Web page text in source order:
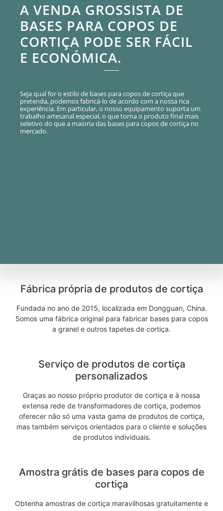
A VENDA GROSSISTA DE
BASES PARA COPOS DE
CORTIÇA PODE SER FÁCIL
E ECONÓMICA.
Seja qual for o estilo de bases para copos de cortiça que
pretenda, podemos fabricá-lo de acordo com a nossa rica
experiência. Em particular, o nosso equipamento suporta um
trabalho artesanal especial, o que torna o produto final mais
seletivo do que a maioria das bases para copos de cortiça no
mercado.
Fábrica própria de produtos de cortiça
Fundada no ano de 2015, localizada em Dongguan, China.
Somos uma fábrica original para fabricar bases para copos
a granel e outros tapetes de cortiça.
Serviço de produtos de cortiça
personalizados
Graças ao nosso próprio produtor de cortiça e à nossa
extensa rede de transformadores de cortiça, podemos
oferecer não só uma vasta gama de produtos de cortiça,
mas também serviços orientados para o cliente e soluções
de produtos individuais.
Amostra grátis de bases para copos de
cortiça
Obtenha amostras de cortiça maravilhosas gratuitamente e